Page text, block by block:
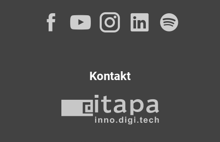
Facebook
YouTube
Instagram
Kontakt